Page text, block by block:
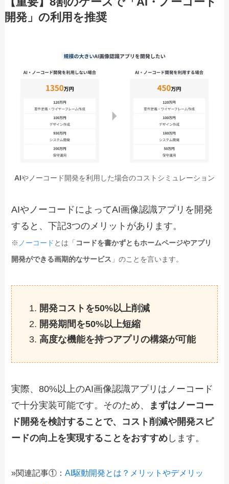
開発」の利用を推奨
AIやノーコード開発を利用した場合のコストシミュレーション
AIやノーコードによってAI画像認識アプリを開発
すると、下記3つのメリットがあります。
※ ノーコード とは「 コードを書かずともホームページやアプリ
開発ができる画期的なサービス 」のことを言います。
開発コストを50%以上削減
開発期間を50%以上短縮
高度な機能を持つアプリの構築が可能
実際、80%以上のAI画像認識アプリはノーコード
で十分実装可能です。そのため、
まずはノーコー
ド開発を検討することで、コスト削減や開発スピ
ードの向上を実現することをおすすめ します。
»関連記事①：AI駆動開発とは？メリットやデメリッ